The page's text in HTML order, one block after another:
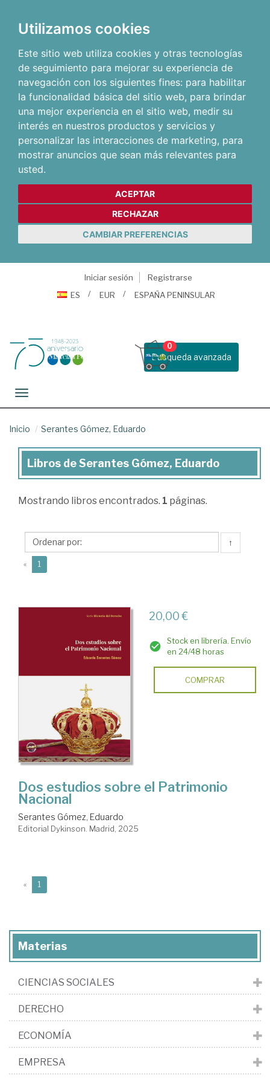
Utilizamos cookies
Este sitio web utiliza cookies y otras tecnologías
de seguimiento para mejorar su experiencia de
navegación con los siguientes fines: para habilitar
la funcionalidad básica del sitio web, para brindar
una mejor experiencia en el sitio web, medir su
interés en nuestros productos y servicios y
personalizar las interacciones de marketing, para
mostrar anuncios que sean más relevantes para
usted.
ACEPTAR
RECHAZAR
CAMBIAR PREFERENCIAS
Iniciar sesión
Registrarse
ES
EUR ESPAÑA PENINSULAR
Busqueda avanzada
0
Toggle navigation
Inicio Serantes Gómez, Eduardo
Libros
Serantes
Eduardo
Libros de Serantes Gómez, Eduardo
Mostrando libros encontrados. 1 páginas.
↑
« 1
20,00 €
Stock en librería. Envío
en 24/48 horas
COMPRAR
Dos estudios sobre el Patrimonio
Nacional
Serantes Gómez, Eduardo
Editorial Dykinson. Madrid, 2025
« 1
Materias
CIENCIAS SOCIALES
DERECHO
ECONOMÍA
EMPRESA